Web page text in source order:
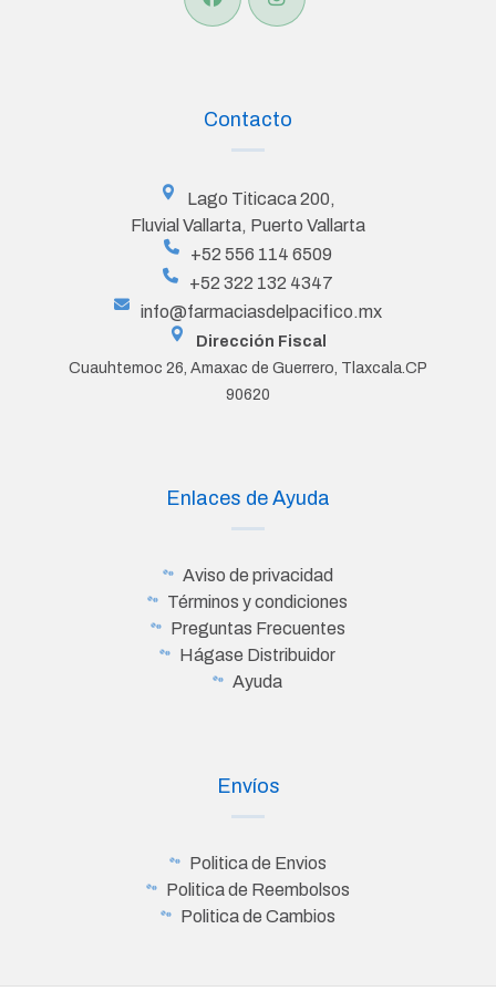
Contacto
Lago Titicaca 200,
Fluvial Vallarta, Puerto Vallarta
+52 556 114 6509
+52 322 132 4347
info@farmaciasdelpacifico.mx
Dirección Fiscal
Cuauhtemoc 26, Amaxac de Guerrero, Tlaxcala.CP
90620
Enlaces de Ayuda
Aviso de privacidad
Términos y condiciones
Preguntas Frecuentes
Hágase Distribuidor
Ayuda
Envíos
Politica de Envios
Politica de Reembolsos
Politica de Cambios